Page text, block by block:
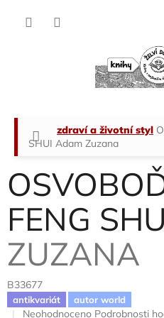
Domů
zdraví a životní styl
SHUI Adam Zuzana
FENG
ZUZANA
B33677
antikvariát autor world
Průměrné
Neohodnoceno Podrobnosti